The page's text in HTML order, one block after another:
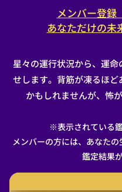
メンバー登録
あなただけの未
星々の運行状況から、運
せします。背筋が凍るほ
かもしれませんが、怖
※表示されている
メンバーの方には、あなた
鑑定結果